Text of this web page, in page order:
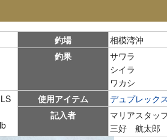
釣場
相模湾沖
釣果
サワラ
シイラ
ワカシ
使用アイテム
デュプレック
記入者
マリアスタッ
三好 航太郎